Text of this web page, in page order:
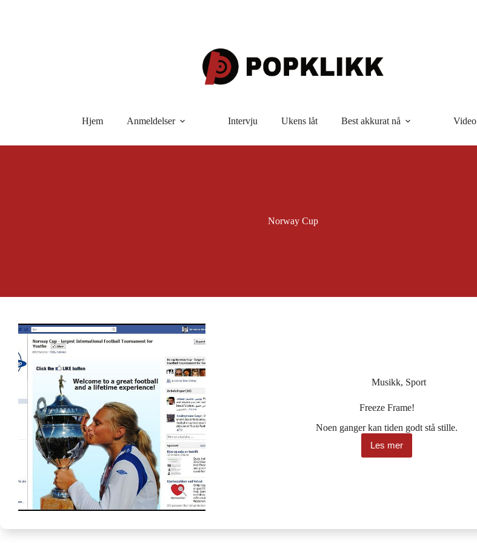
Hjem Anmeldelser Intervju Ukens låt Best akkurat nå Video
Norway Cup
Musikk, Sport
Freeze Frame!
Noen ganger kan tiden godt stå stille.
Les mer
Freeze
Frame!